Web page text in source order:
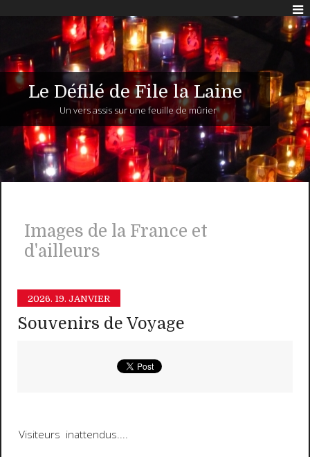
Le Défilé de File la Laine
Un vers assis sur une feuille de mûrier
Images de la France et
d'ailleurs
2026. 19. JANVIER
Souvenirs de Voyage
Visiteurs inattendus....